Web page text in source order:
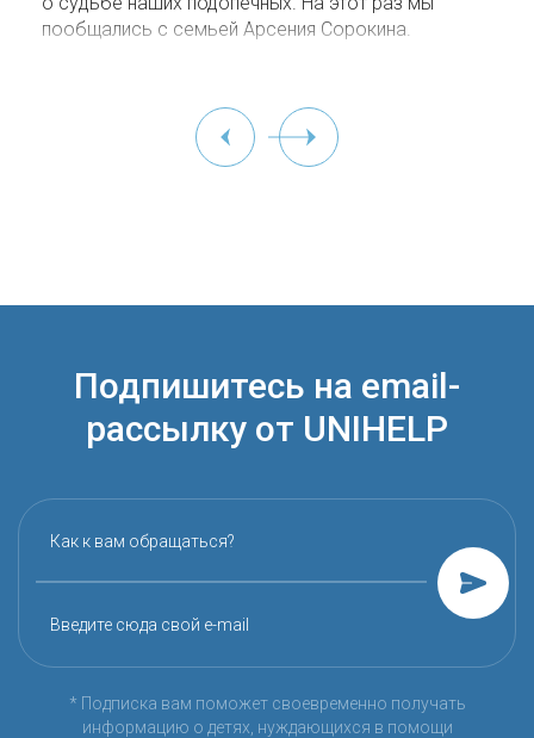
пообщались с семьей Арсения Сорокина.
Подпишитесь на email-
рассылку от UNIHELP
Как к вам обращаться?
Введите сюда свой e-mail
* Подписка вам поможет своевременно получать
информацию о детях, нуждающихся в помощи